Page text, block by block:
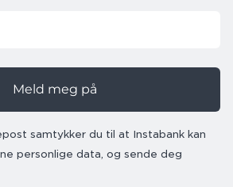
Meld meg på
samtykker du til at Instabank kan
personlige data, og sende deg